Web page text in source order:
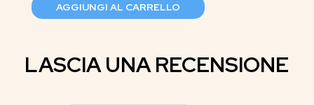
AGGIUNGI AL CARRELLO
LASCIA UNA RECENSIONE